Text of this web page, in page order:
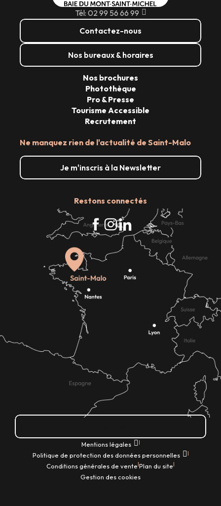
Tél: 02 99 56 66 99
Contactez-nous
Nos bureaux & horaires
Ne manquez rien de l'actualité de Saint-Malo
Je m'inscris à la Newsletter
Restons connectés
Nos brochures
Photothèque
Pro & Presse
Tourisme Accessible
Recrutement
Mentions légales |
Politique de protection des données personnelles |
Conditions générales de vente|Plan du site|
Gestion des cookies